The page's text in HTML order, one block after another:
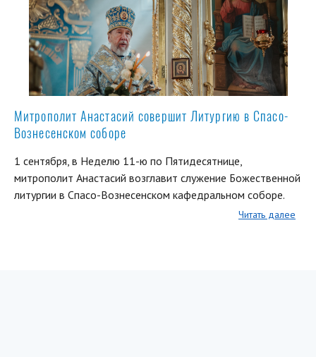
Митрополит Анастасий совершит Литургию в Спасо-
Вознесенском соборе
1 сентября, в Неделю 11-ю по Пятидесятнице,
митрополит Анастасий возглавит служение Божественной
литургии в Спасо-Вознесенском кафедральном соборе.
Читать далее